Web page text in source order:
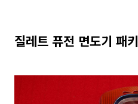
질레트 퓨전 면도기 패